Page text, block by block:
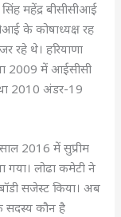
महेंद्र बीसीसीआई
के कोषाध्यक्ष रह
रहे थे। हरियाणा
2009 में आईसीसी
2010 अंडर-19
2016 में सुप्रीम
गया। लोढा कमेटी ने
सजेस्ट किया। अब
कौन है